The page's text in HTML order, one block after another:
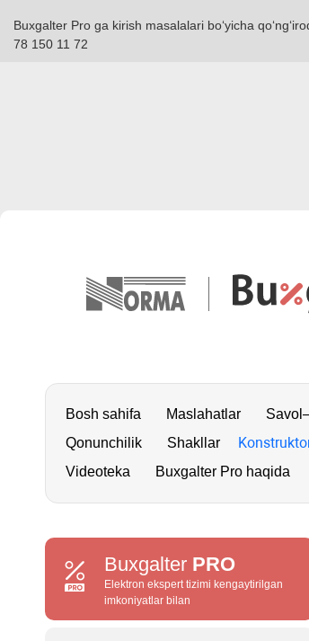
Buxgalter Pro ga kirish masalalari boʻyicha
78 150 11 72
Bosh sahifa Maslahatlar
Qonunchilik
Shakllar
Videoteka Buxgalter Pro haqida
Buxgalter PRO
Elektron ekspert tizimi kengaytirilgan
imkoniyatlar bilan